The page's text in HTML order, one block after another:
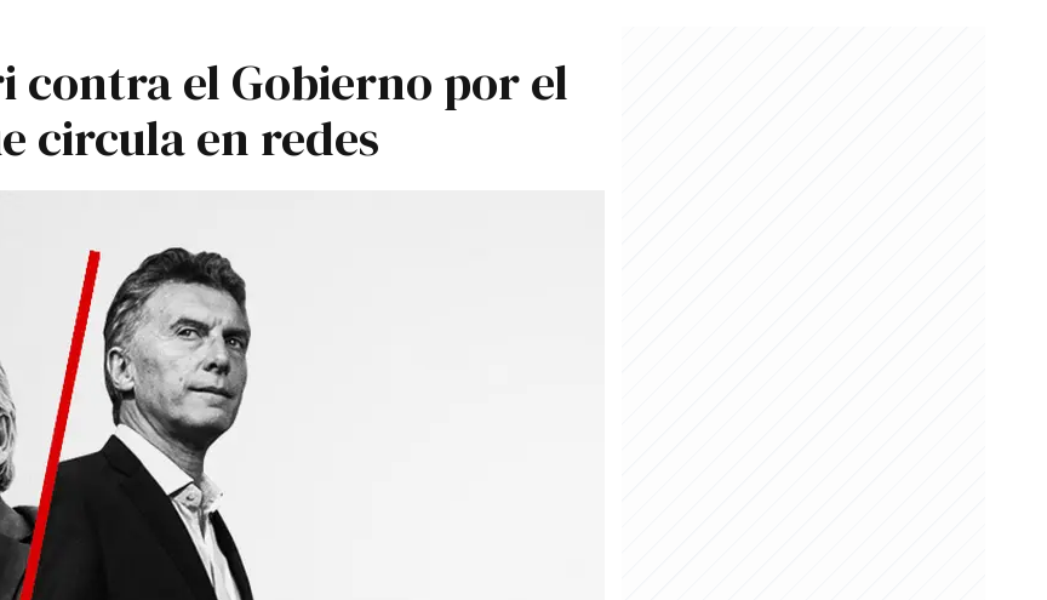
contra el Gobierno por el
circula en redes